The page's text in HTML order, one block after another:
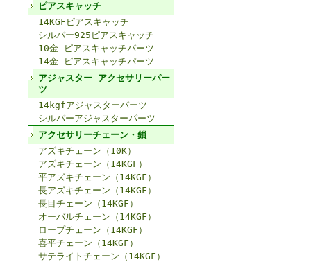
ピアスキャッチ
14KGFピアスキャッチ
シルバー925ピアスキャッチ
10金 ピアスキャッチパーツ
14金 ピアスキャッチパーツ
アジャスター アクセサリーパー
ツ
14kgfアジャスターパーツ
シルバーアジャスターパーツ
アクセサリーチェーン・鎖
アズキチェーン（10K）
アズキチェーン（14KGF）
平アズキチェーン（14KGF）
長アズキチェーン（14KGF）
長目チェーン（14KGF）
オーバルチェーン（14KGF）
ロープチェーン（14KGF）
喜平チェーン（14KGF）
サテライトチェーン（14KGF）